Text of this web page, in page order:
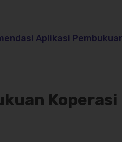
Aplikasi
Koperasi